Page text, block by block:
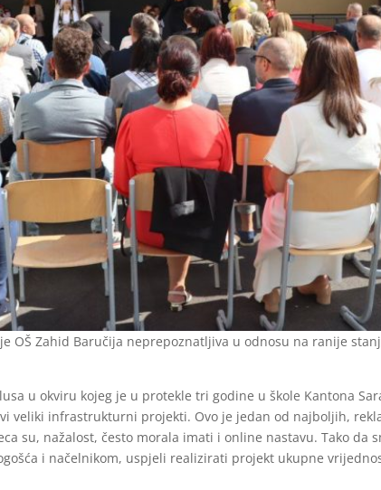
OŠ Zahid Baručija neprepoznatljiva u odnosu na ranije
u okviru kojeg je u protekle tri godine u škole Kantona
veliki infrastrukturni projekti. Ovo je jedan od najboljih,
su, nažalost, često morala imati i online nastavu. Tako da
i načelnikom, uspjeli realizirati projekt ukupne